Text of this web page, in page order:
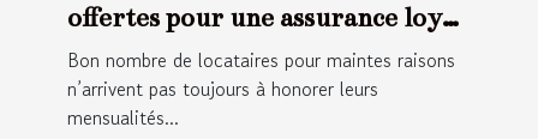
offertes pour une assurance loyer
impayée ?
Bon nombre de locataires pour maintes raisons
n’arrivent pas toujours à honorer leurs
mensualités...